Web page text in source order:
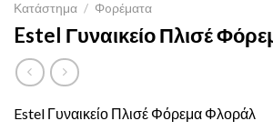
Κατάστημα / Φoρέματα
Estel Γυναικείο Πλισέ
Estel Γυναικείο Πλισέ Φόρεμα Φλοράλ